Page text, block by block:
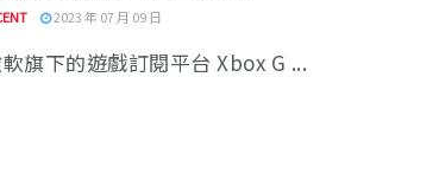
2023 年 07 月 09 日
旗下的遊戲訂閱平台 Xbox G ...